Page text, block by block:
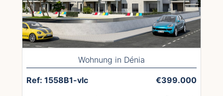
Wohnung in Dénia
Ref: 1558B1-vlc €399.000